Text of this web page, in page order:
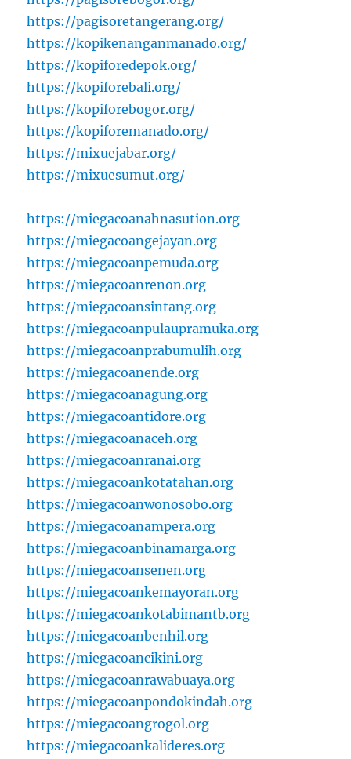
https://pagisoretangerang.org/
https://kopikenanganmanado.org/
https://kopiforedepok.org/
https://kopiforebali.org/
https://kopiforebogor.org/
https://kopiforemanado.org/
https://mixuejabar.org/
https://mixuesumut.org/
https://miegacoanahnasution.org
https://miegacoangejayan.org
https://miegacoanpemuda.org
https://miegacoanrenon.org
https://miegacoansintang.org
https://miegacoanpulaupramuka.org
https://miegacoanprabumulih.org
https://miegacoanende.org
https://miegacoanagung.org
https://miegacoantidore.org
https://miegacoanaceh.org
https://miegacoanranai.org
https://miegacoankotatahan.org
https://miegacoanwonosobo.org
https://miegacoanampera.org
https://miegacoanbinamarga.org
https://miegacoansenen.org
https://miegacoankemayoran.org
https://miegacoankotabimantb.org
https://miegacoanbenhil.org
https://miegacoancikini.org
https://miegacoanrawabuaya.org
https://miegacoanpondokindah.org
https://miegacoangrogol.org
https://miegacoankalideres.org